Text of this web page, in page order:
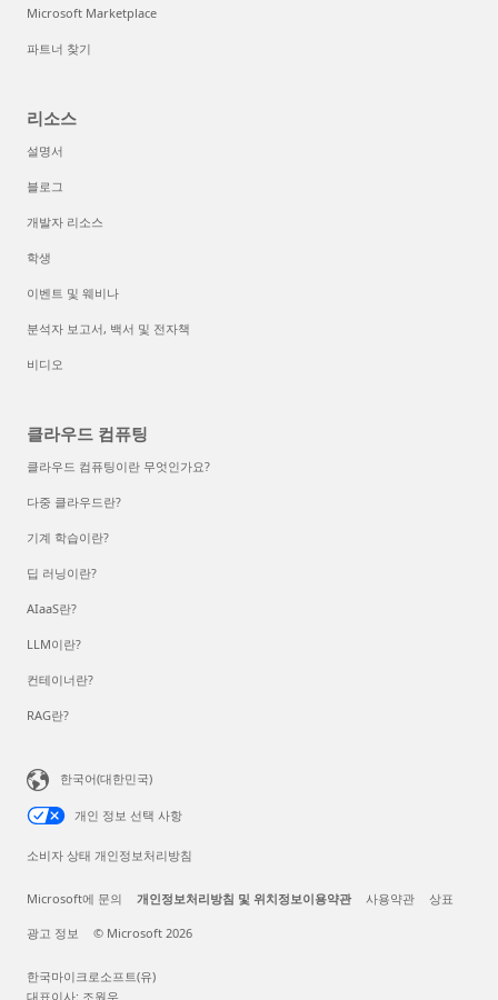
Microsoft Marketplace
파트너 찾기
리소스
설명서
블로그
개발자 리소스
학생
이벤트 및 웨비나
분석자 보고서, 백서 및 전자책
비디오
클라우드 컴퓨팅
클라우드 컴퓨팅이란 무엇인가요?
다중 클라우드란?
기계 학습이란?
딥 러닝이란?
AIaaS란?
LLM이란?
컨테이너란?
RAG란?
한국어(대한민국)
개인 정보 선택 사항
소비자 상태 개인정보처리방침
Microsoft에 문의 개인정보처리방침 및 위치정보이용약관 사용약관 상표
광고 정보 © Microsoft 2026
한국마이크로소프트(유)
대표이사: 조원우